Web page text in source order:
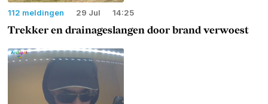
112 meldingen 29 Jul 14:25
Trekker en drainageslangen door brand verwoest